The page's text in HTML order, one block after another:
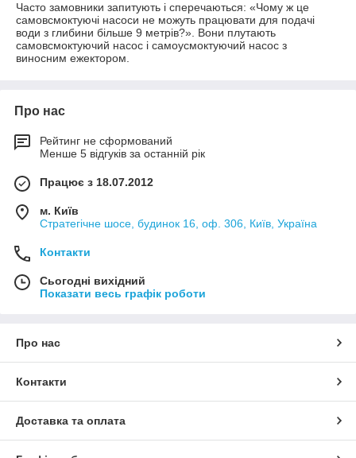
Часто замовники запитують і сперечаються: «Чому ж це
самовсмоктуючі насоси не можуть працювати для подачі
води з глибини більше 9 метрів?». Вони плутають
самовсмоктуючий насос і самоусмоктуючий насос з
виносним ежектором.
Про нас
Рейтинг не сформований
Менше 5 відгуків за останній рік
Працює з 18.07.2012
м. Київ
Стратегічне шосе, будинок 16, оф. 306, Київ, Україна
Контакти
Сьогодні вихідний
Показати весь графік роботи
Про нас
Контакти
Доставка та оплата